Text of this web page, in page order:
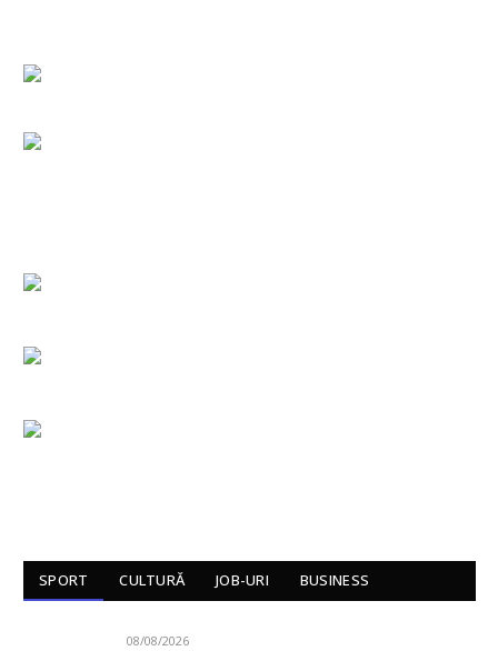
SPORT CULTURĂ JOB-URI BUSINESS
08/08/2026